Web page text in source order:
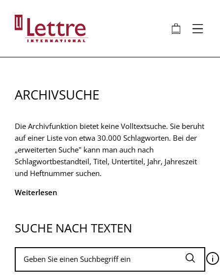
Inhalt
🛍 ⋮
ARCHIVSUCHE
Die Archivfunktion bietet keine Volltextsuche. Sie beruht
auf einer Liste von etwa 30.000 Schlagworten. Bei der
„erweiterten Suche" kann man auch nach
Schlagwortbestandteil, Titel, Untertitel, Jahr, Jahreszeit
und Heftnummer suchen.
Weiterlesen
SUCHE NACH TEXTEN
🛈